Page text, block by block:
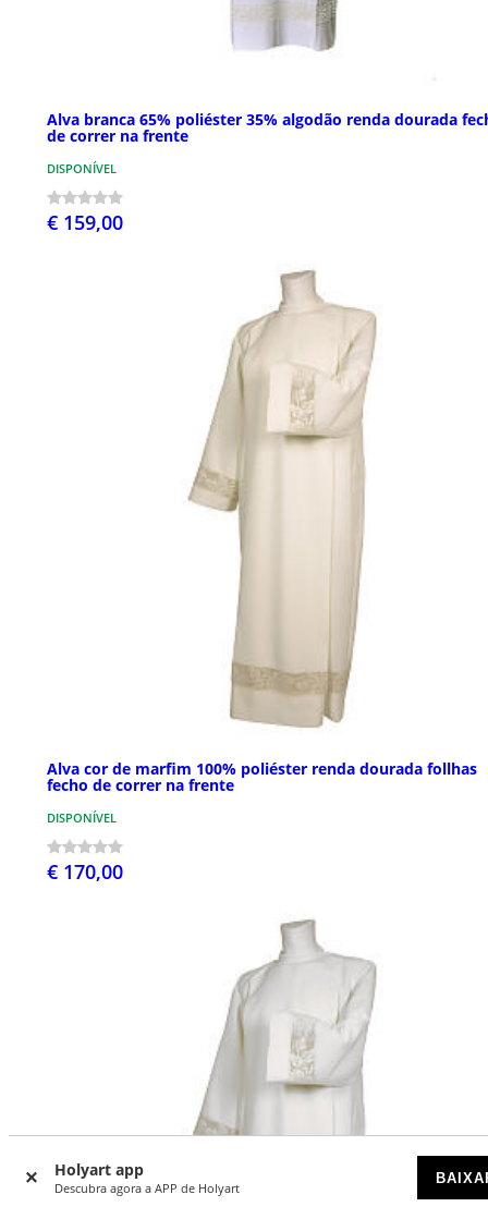
Holyart app
Descubra agora a APP de Holyart
Alva branca 65% poliéster 35% algodão renda dourada
de correr na frente
DISPONÍVEL
€ 159,00
Alva cor de marfim 100% poliéster renda dourada follhas
fecho de correr na frente
DISPONÍVEL
€ 170,00